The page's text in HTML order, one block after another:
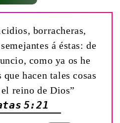
borracheras,
á éstas: de
como ya os he
hacen tales cosas
reino de Dios”
5:21